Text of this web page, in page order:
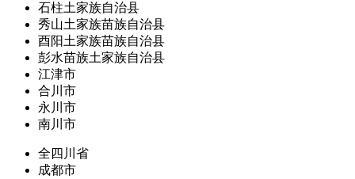
石柱土家族自治县
秀山土家族苗族自治县
酉阳土家族苗族自治县
彭水苗族土家族自治县
江津市
合川市
永川市
南川市
全四川省
成都市